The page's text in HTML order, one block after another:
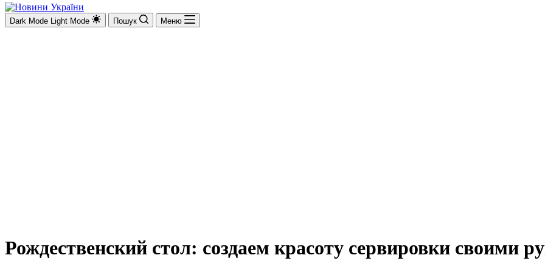
Dark Mode Light Mode Пошук Меню
Рождественский стол: создаем красоту сервировки своими